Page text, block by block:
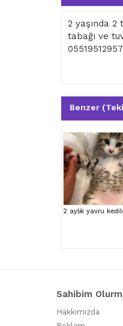
2 yaşında 2
tabağı ve
Benzer
Sahibim
Hakkımızda